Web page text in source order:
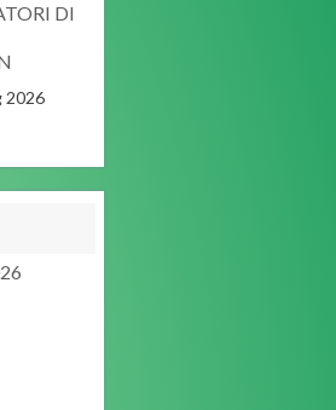
2026
DI